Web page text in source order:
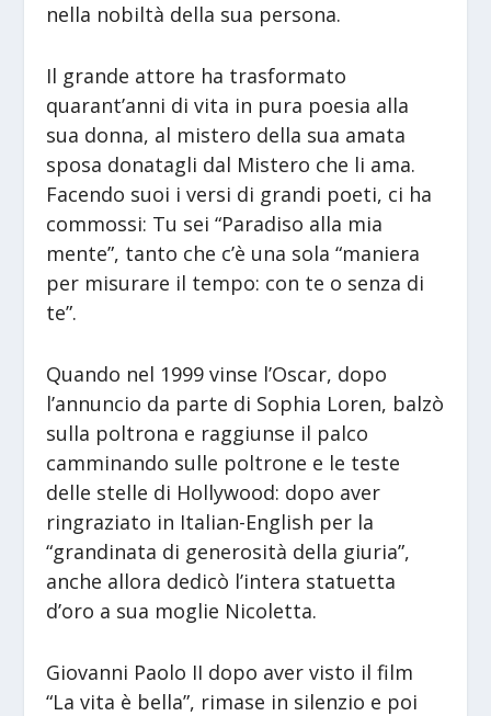
nella nobiltà della sua persona.
Il grande attore ha trasformato
quarant’anni di vita in pura poesia alla
sua donna, al mistero della sua amata
sposa donatagli dal Mistero che li ama.
Facendo suoi i versi di grandi poeti, ci ha
commossi: Tu sei “Paradiso alla mia
mente”, tanto che c’è una sola “maniera
per misurare il tempo: con te o senza di
te”.
Quando nel 1999 vinse l’Oscar, dopo
l’annuncio da parte di Sophia Loren, balzò
sulla poltrona e raggiunse il palco
camminando sulle poltrone e le teste
delle stelle di Hollywood: dopo aver
ringraziato in Italian-English per la
“grandinata di generosità della giuria”,
anche allora dedicò l’intera statuetta
d’oro a sua moglie Nicoletta.
Giovanni Paolo II dopo aver visto il film
“La vita è bella”, rimase in silenzio e poi